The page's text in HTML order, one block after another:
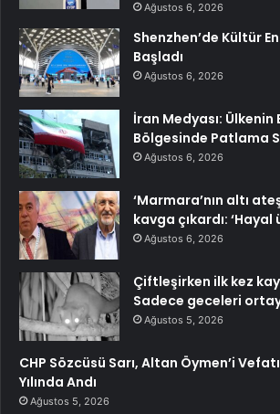
Ağustos 6, 2026
Shenzhen’de Kültür
Başladı
Ağustos 6, 2026
İran Medyası: Ülkenin
Bölgesinde Patlama
Ağustos 6, 2026
‘Marmara’nın altı
kavga çıkardı: ‘Hayal
Ağustos 6, 2026
Çiftleşirken ilk kez
Sadece geceleri
Ağustos 5, 2026
CHP Sözcüsü Sarı, Altan Öymen’i
Yılında Andı
Ağustos 5, 2026